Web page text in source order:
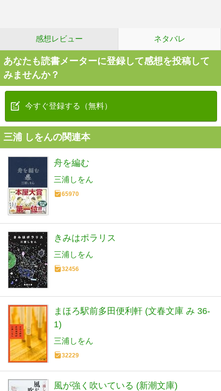
感想レビュー ネタバレ
あなたも読書メーターに登録して感想を投稿して
みませんか？
今すぐ登録する（無料）
三浦 しをんの関連本
舟を編む
三浦しをん
65970
きみはポラリス
三浦しをん
32456
まほろ駅前多田便利軒 (文春文庫 み 36-
1)
三浦しをん
32229
風が強く吹いている (新潮文庫)